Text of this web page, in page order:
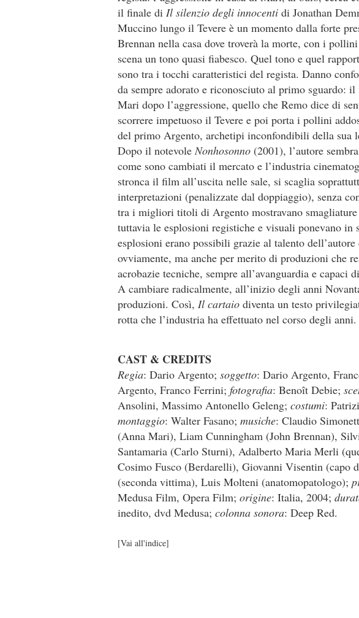
il finale di Il silenzio degli innocenti di Jonathan
Muccino lungo il Tevere è un momento dalla forte
Brennan nella casa dove troverà la morte, con i
scena un tono quasi fiabesco. Quel tono e quel
sono tra i tocchi caratteristici del regista. Danno
da sempre adorato e riconosciuto al primo sguardo:
Mari dopo l’aggressione, quello che Remo dice di
scorrere impetuoso il Tevere e poi porta i pollini
del primo Argento, archetipi inconfondibili della sua
Dopo il notevoleNonhosonno (2001), l’autore
come sono cambiati il mercato e l’industria
stronca il film all’uscita nelle sale, si scaglia
interpretazioni (penalizzate dal doppiaggio), senza
tra i migliori titoli di Argento mostravano
tuttavia le esplosioni registiche e visuali ponevano in
esplosioni erano possibili grazie al talento
ovviamente, ma anche per merito di produzioni che
acrobazie tecniche, sempre all’avanguardia e capaci
A cambiare radicalmente, all’inizio degli anni
produzioni. Così, Il cartaio diventa un testo
rotta che l’industria ha effettuato nel corso degli anni.
CAST & CREDITS
Regia: Dario Argento; soggetto: Dario Argento,
Argento, Franco Ferrini; fotografia: Benoît Debie;
Ansolini, Massimo Antonello Geleng; costumi:
montaggio: Walter Fasano; musiche: Claudio
(Anna Mari), Liam Cunningham (John Brennan),
Santamaria (Carlo Sturni), Adalberto Maria Merli
Cosimo Fusco (Berdarelli), Giovanni Visentin (capo
(seconda vittima), Luis Molteni (anatomopatologo);
Medusa Film, Opera Film; origine: Italia, 2004;
inedito, dvd Medusa; colonna sonora: Deep Red.
[Vai all'indice]